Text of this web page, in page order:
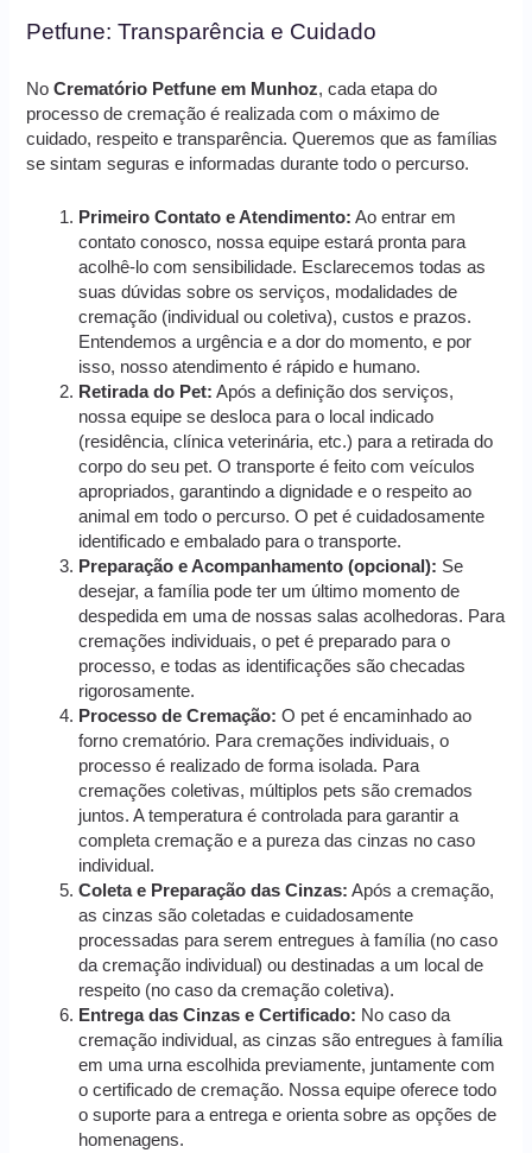
Petfune: Transparência e Cuidado
NoCrematório Petfune em Munhoz, cada etapa do
processo de cremação é realizada com o máximo de
cuidado, respeito e transparência. Queremos que as famílias
se sintam seguras e informadas durante todo o percurso.
Primeiro Contato e Atendimento: Ao entrar em
contato conosco, nossa equipe estará pronta para
acolhê-lo com sensibilidade. Esclarecemos todas as
suas dúvidas sobre os serviços, modalidades de
cremação (individual ou coletiva), custos e prazos.
Entendemos a urgência e a dor do momento, e por
isso, nosso atendimento é rápido e humano.
Retirada do Pet: Após a definição dos serviços,
nossa equipe se desloca para o local indicado
(residência, clínica veterinária, etc.) para a retirada do
corpo do seu pet. O transporte é feito com veículos
apropriados, garantindo a dignidade e o respeito ao
animal em todo o percurso. O pet é cuidadosamente
identificado e embalado para o transporte.
Preparação e Acompanhamento (opcional): Se
desejar, a família pode ter um último momento de
despedida em uma de nossas salas acolhedoras. Para
cremações individuais, o pet é preparado para o
processo, e todas as identificações são checadas
rigorosamente.
Processo de Cremação: O pet é encaminhado ao
forno crematório. Para cremações individuais, o
processo é realizado de forma isolada. Para
cremações coletivas, múltiplos pets são cremados
juntos. A temperatura é controlada para garantir a
completa cremação e a pureza das cinzas no caso
individual.
Coleta e Preparação das Cinzas: Após a cremação,
as cinzas são coletadas e cuidadosamente
processadas para serem entregues à família (no caso
da cremação individual) ou destinadas a um local de
respeito (no caso da cremação coletiva).
Entrega das Cinzas e Certificado: No caso da
cremação individual, as cinzas são entregues à família
em uma urna escolhida previamente, juntamente com
o certificado de cremação. Nossa equipe oferece todo
o suporte para a entrega e orienta sobre as opções de
homenagens.